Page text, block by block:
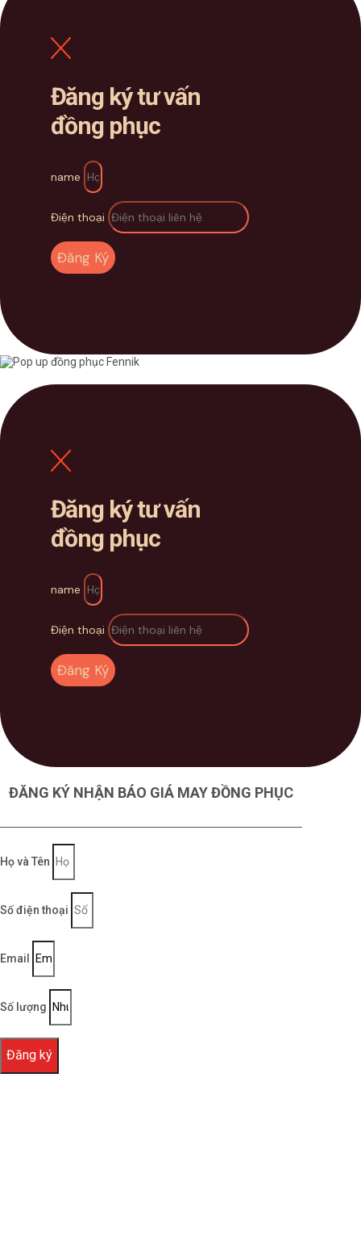
Đăng ký tư vấn
đồng phục
name
Điện thoại
Đăng Ký
Đăng ký tư vấn
đồng phục
name
Điện thoại
Đăng Ký
ĐĂNG KÝ NHẬN BÁO GIÁ MAY ĐỒNG PHỤC
Họ và Tên
Số điện thoại
Email
Số lượng
Đăng ký